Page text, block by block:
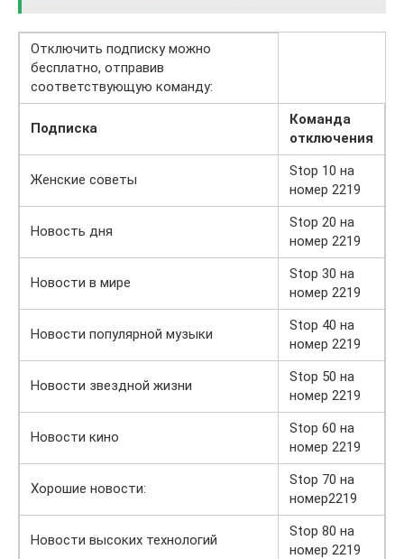
Отключить подписку можно
бесплатно, отправив
соответствующую команду:
Подписка
Команда
отключения
Женские советы
Stop 10 на
номер 2219
Новость дня
Stop 20 на
номер 2219
Новости в мире
Stop 30 на
номер 2219
Новости популярной музыки
Stop 40 на
номер 2219
Новости звездной жизни
Stop 50 на
номер 2219
Новости кино
Stop 60 на
номер 2219
Хорошие новости:
Stop 70 на
номер2219
Новости высоких технологий
Stop 80 на
номер 2219